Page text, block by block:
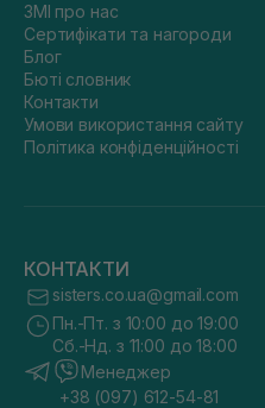
ЗМІ про нас
Сертифікати та нагороди
Блог
Бюті словник
Контакти
Умови використання сайту
Політика конфіденційності
КОНТАКТИ
sisters.co.ua@gmail.com
Пн.-Пт. з 10:00 до 19:00
Сб.-Нд. з 11:00 до 18:00
Менеджер
+38 (097) 612-54-81